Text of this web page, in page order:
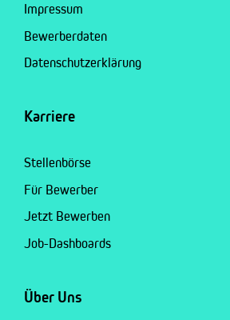
Impressum
Bewerberdaten
Datenschutzerklärung
Karriere
Stellenbörse
Für Bewerber
Jetzt Bewerben
Job-Dashboards
Über Uns